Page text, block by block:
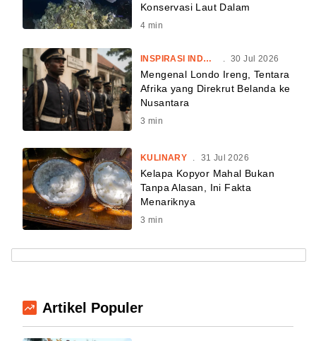
Konservasi Laut Dalam
4 min
INSPIRASI INDONESIA 30 Jul 2026
Mengenal Londo Ireng, Tentara
Afrika yang Direkrut Belanda ke
Nusantara
3 min
KULINARY 31 Jul 2026
Kelapa Kopyor Mahal Bukan
Tanpa Alasan, Ini Fakta
Menariknya
3 min
Artikel Populer